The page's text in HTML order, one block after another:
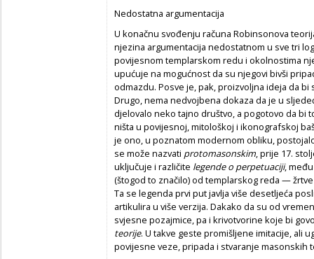
Nedostatna argumentacija
U konačnu svođenju računa Robinsonova
njezina argumentacija nedostatnom u sve tri
povijesnom templarskom redu i okolnostima
upućuje na mogućnost da su njegovi bivši
odmazdu. Posve je, pak, proizvoljna ideja da
Drugo, nema nedvojbena dokaza da je u
djelovalo neko tajno društvo, a pogotovo da bi
ništa u povijesnoj, mitološkoj i ikonografskoj
je ono, u poznatom modernom obliku,
se može nazvati protomasonskim , prije 17.
uključuje i različite legende o perpetuaciji,
(štogod to značilo) od templarskog reda —
Ta se legenda prvi put javlja više desetljeća
artikulira u više verzija. Dakako da su od
svjesne pozajmice, pa i krivotvorine koje bi
teorije. U takve geste promišljene imitacije, ali
povijesne veze, pripada i stvaranje masonskih